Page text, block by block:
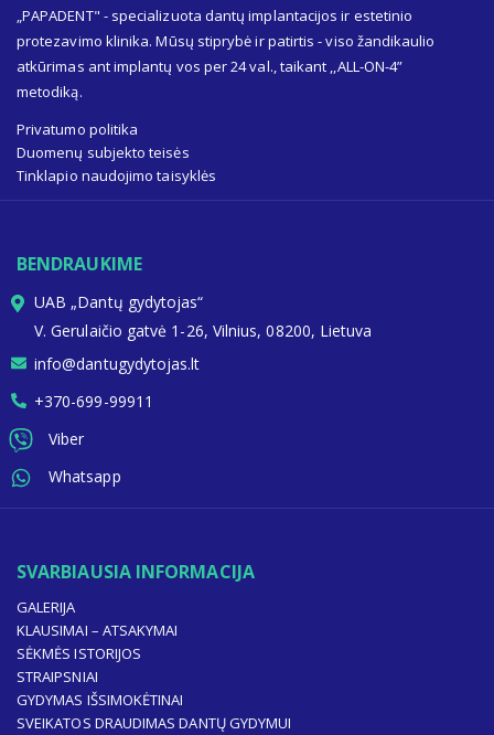
„PAPADENT" - specializuota dantų implantacijos ir estetinio
protezavimo klinika. Mūsų stiprybė ir patirtis - viso žandikaulio
atkūrimas ant implantų vos per 24 val., taikant ,,ALL-ON-4”
metodiką.
Privatumo politika
Duomenų subjekto teisės
Tinklapio naudojimo taisyklės
BENDRAUKIME
UAB „Dantų gydytojas“
V. Gerulaičio gatvė 1-26, Vilnius, 08200, Lietuva
info@dantugydytojas.lt
+370-699-99911
Viber
Whatsapp
SVARBIAUSIA INFORMACIJA
GALERIJA
KLAUSIMAI – ATSAKYMAI
SĖKMĖS ISTORIJOS
STRAIPSNIAI
GYDYMAS IŠSIMOKĖTINAI
SVEIKATOS DRAUDIMAS DANTŲ GYDYMUI